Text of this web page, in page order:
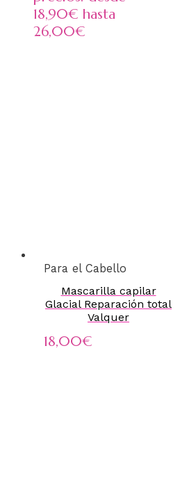
18,90€ hasta
26,00€
Para el Cabello
Mascarilla capilar
Glacial Reparación total
Valquer
18,00€